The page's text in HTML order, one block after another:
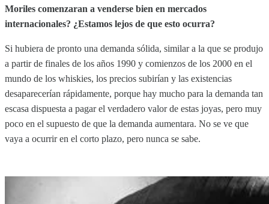
Moriles comenzaran a venderse bien en mercados
internacionales? ¿Estamos lejos de que esto ocurra?
Si hubiera de pronto una demanda sólida, similar a la que se produjo
a partir de finales de los años 1990 y comienzos de los 2000 en el
mundo de los whiskies, los precios subirían y las existencias
desaparecerían rápidamente, porque hay mucho para la demanda tan
escasa dispuesta a pagar el verdadero valor de estas joyas, pero muy
poco en el supuesto de que la demanda aumentara. No se ve que
vaya a ocurrir en el corto plazo, pero nunca se sabe.